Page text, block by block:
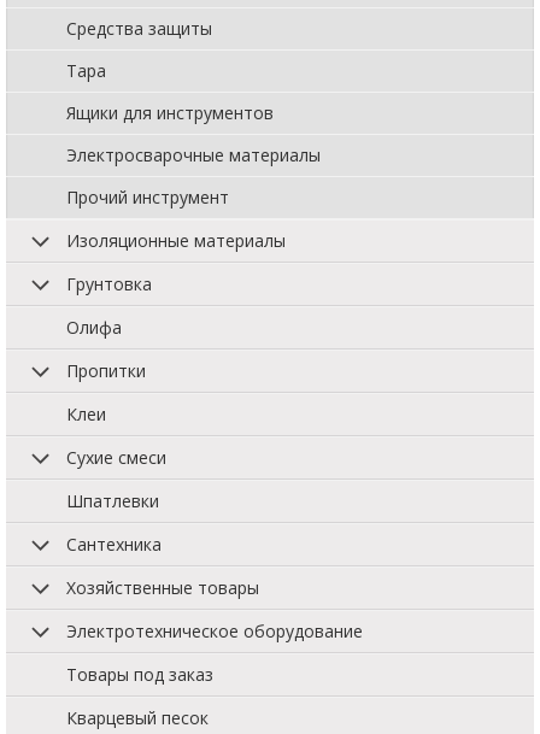
Средства защиты
Тара
Ящики для инструментов
Электросварочные материалы
Прочий инструмент
Изоляционные материалы
Грунтовка
Олифа
Пропитки
Клеи
Сухие смеси
Шпатлевки
Сантехника
Хозяйственные товары
Электротехническое оборудование
Товары под заказ
Кварцевый песок